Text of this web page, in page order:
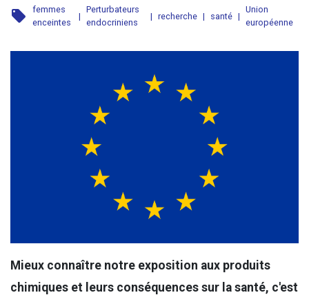
local_offer
femmes
enceintes
|
Perturbateurs
endocriniens
| recherche | santé |
Union
européenne
Mieux connaître notre exposition aux produits
chimiques et leurs conséquences sur la santé, c'est